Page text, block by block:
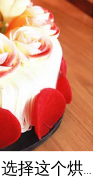
心岸蛋糕房加盟怎么样？选择这个烘焙品牌创业靠谱吗